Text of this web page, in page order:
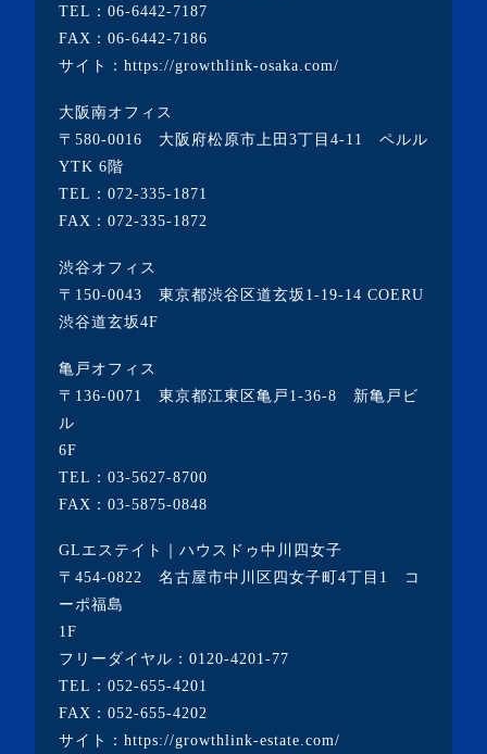
・2022年3月(3記事)
・2021年12月(2記事)
・2021年11月(7記事)
・2021年10月(3記事)
・2021年8月(6記事)
・2021年7月(3記事)
・2021年5月(2記事)
・2021年4月(4記事)
・2021年2月(3記事)
・2021年1月(3記事)
・2020年12月(7記事)
・2020年11月(5記事)
・2020年10月(3記事)
・2020年9月(8記事)
TEL： 06-6442-7187
FAX：06-6442-7186
サイト： https://growthlink-osaka.com/
大阪南オフィス
〒580-0016 大阪府松原市上田3丁目4-11 ペルル
YTK 6階
TEL： 072-335-1871
FAX：072-335-1872
渋谷オフィス
〒150-0043 東京都渋谷区道玄坂1-19-14 COERU
渋谷道玄坂4F
亀戸オフィス
〒136-0071 東京都江東区亀戸1-36-8 新亀戸ビ
ル
6F
TEL： 03-5627-8700
FAX：03-5875-0848
GLエステイト｜ハウスドゥ中川四女子
〒454-0822 名古屋市中川区四女子町4丁目1 コ
ーポ福島
1F
フリーダイヤル： 0120-4201-77
TEL： 052-655-4201
FAX：052-655-4202
サイト： https://growthlink-estate.com/